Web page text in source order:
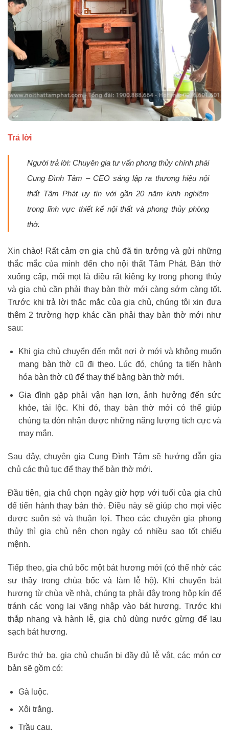
Trả lời
Người trả lời: Chuyên gia tư vấn phong thủy chính phái
Cung Đình Tâm – CEO sáng lập ra thương hiệu nội
thất Tâm Phát uy tín với gần 20 năm kinh nghiệm
trong lĩnh vực thiết kế nội thất và phong thủy phòng
thờ.
Xin chào! Rất cảm ơn gia chủ đã tin tưởng và gửi những
thắc mắc của mình đến cho nội thất Tâm Phát. Bàn thờ
xuống cấp, mối mọt là điều rất kiêng kỵ trong phong thủy
và gia chủ cần phải thay bàn thờ mới càng sớm càng tốt.
Trước khi trả lời thắc mắc của gia chủ, chúng tôi xin đưa
thêm 2 trường hợp khác cần phải thay bàn thờ mới như
sau:
Khi gia chủ chuyển đến một nơi ở mới và không muốn
mang bàn thờ cũ đi theo. Lúc đó, chúng ta tiến hành
hóa bàn thờ cũ để thay thế bằng bàn thờ mới.
Gia đình gặp phải vận hạn lơn, ảnh hưởng đến sức
khỏe, tài lộc. Khi đó, thay bàn thờ mới có thể giúp
chúng ta đón nhận được những năng lượng tích cực và
may mắn.
Sau đây, chuyên gia Cung Đình Tâm sẽ hướng dẫn gia
chủ các thủ tục để thay thế bàn thờ mới.
Đầu tiên, gia chủ chọn ngày giờ hợp với tuổi của gia chủ
để tiến hành thay bàn thờ. Điều này sẽ giúp cho mọi việc
được suôn sẻ và thuận lợi. Theo các chuyên gia phong
thủy thì gia chủ nên chọn ngày có nhiều sao tốt chiếu
mệnh.
Tiếp theo, gia chủ bốc một bát hương mới (có thể nhờ các
sư thầy trong chùa bốc và làm lễ hộ). Khi chuyển bát
hương từ chùa về nhà, chúng ta phải đậy trong hộp kín để
tránh các vong lai vãng nhập vào bát hương. Trước khi
thắp nhang và hành lễ, gia chủ dùng nước gừng để lau
sạch bát hương.
Bước thứ ba, gia chủ chuẩn bị đầy đủ lễ vật, các món cơ
bản sẽ gồm có:
Gà luộc.
Xôi trắng.
Trầu cau.